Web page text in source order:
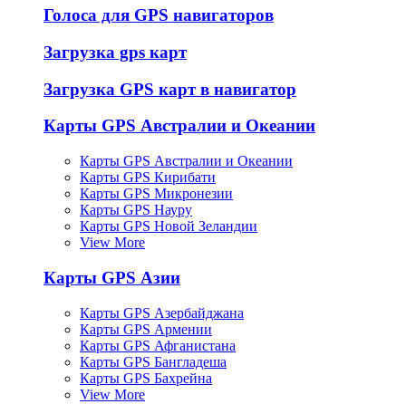
Голоса для GPS навигаторов
Загрузка gps карт
Загрузка GPS карт в навигатор
Карты GPS Австралии и Океании
Карты GPS Австралии и Океании
Карты GPS Кирибати
Карты GPS Микронезии
Карты GPS Науру
Карты GPS Новой Зеландии
View More
Карты GPS Азии
Карты GPS Азербайджана
Карты GPS Армении
Карты GPS Афганистана
Карты GPS Бангладеша
Карты GPS Бахрейна
View More